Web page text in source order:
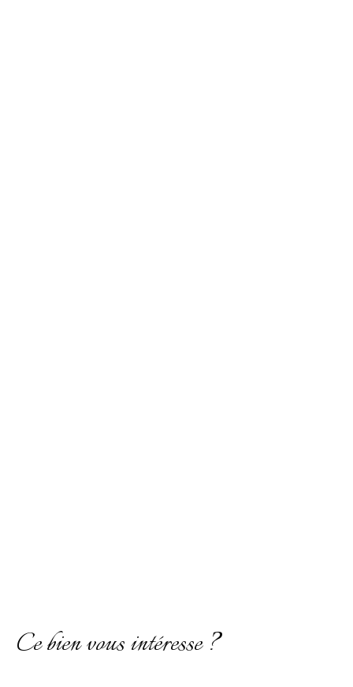
Ce bien vous intéresse ?